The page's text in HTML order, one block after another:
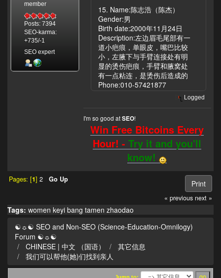
member
Posts: 7394
SEO-karma:
+735/-1
SEO expert
15. Name:陈志浩（陈杰）
Gender:男
Birth date:2000年11月24日
Description:左边眉毛尾部有一
道小疤痕，单眼皮，嘴巴比较
小，左腋下与手臂连接处有明
显的烫伤疤痕，手臂和腋窝处
有一点粘连，是烫伤后造成的
Phone:010-57421877
Logged
I'm so good atSEO!
Win Free Bitcoins Every
Hour! -Try it and you'll
know!
Print
Pages: [1] 2 Go Up
« previous next »
Tags: women keyi bang tamen zhaodao
☯☼☯ SEO and Non-SEO (Science-Education-Omnilogy)
Forum ☯☼☯
CHINESE | 中文 （国语）
其它信息
我们可以帮他(她)们找到亲人